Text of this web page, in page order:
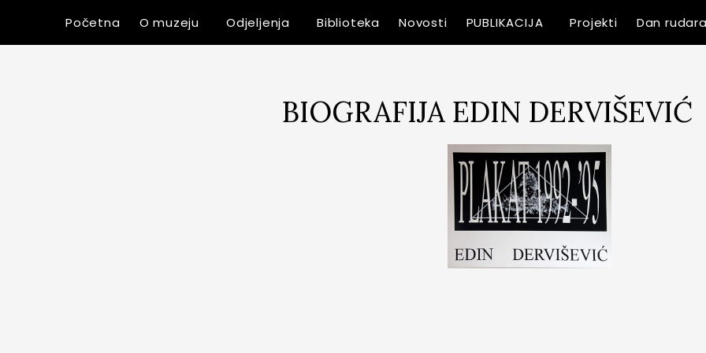
Početna O muzeju Odjeljenja Biblioteka Novosti PUBLIKACIJA Projekti Dan rudara
BIOGRAFIJA EDIN DERVIŠEVIĆ